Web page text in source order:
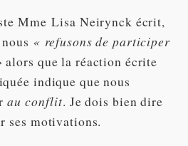
Mme Lisa Neirynck écrit,
« refusons de participer
alors que la réaction écrite
indique que nous
au conflit. Je dois bien dire
ses motivations.